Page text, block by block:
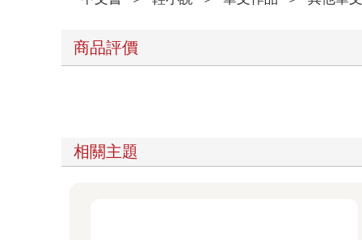
商品評價
相關主題